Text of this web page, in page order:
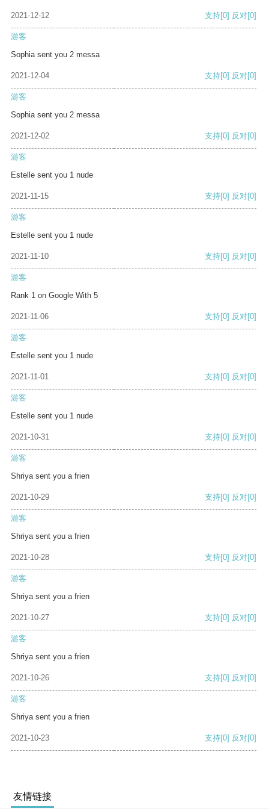
2021-12-12 支持[0] 反对[0]
游客
Sophia sent you 2 messa
2021-12-04 支持[0] 反对[0]
游客
Sophia sent you 2 messa
2021-12-02 支持[0] 反对[0]
游客
Estelle sent you 1 nude
2021-11-15 支持[0] 反对[0]
游客
Estelle sent you 1 nude
2021-11-10 支持[0] 反对[0]
游客
Rank 1 on Google With 5
2021-11-06 支持[0] 反对[0]
游客
Estelle sent you 1 nude
2021-11-01 支持[0] 反对[0]
游客
Estelle sent you 1 nude
2021-10-31 支持[0] 反对[0]
游客
Shriya sent you a frien
2021-10-29 支持[0] 反对[0]
游客
Shriya sent you a frien
2021-10-28 支持[0] 反对[0]
游客
Shriya sent you a frien
2021-10-27 支持[0] 反对[0]
游客
Shriya sent you a frien
2021-10-26 支持[0] 反对[0]
游客
Shriya sent you a frien
2021-10-23 支持[0] 反对[0]
友情链接